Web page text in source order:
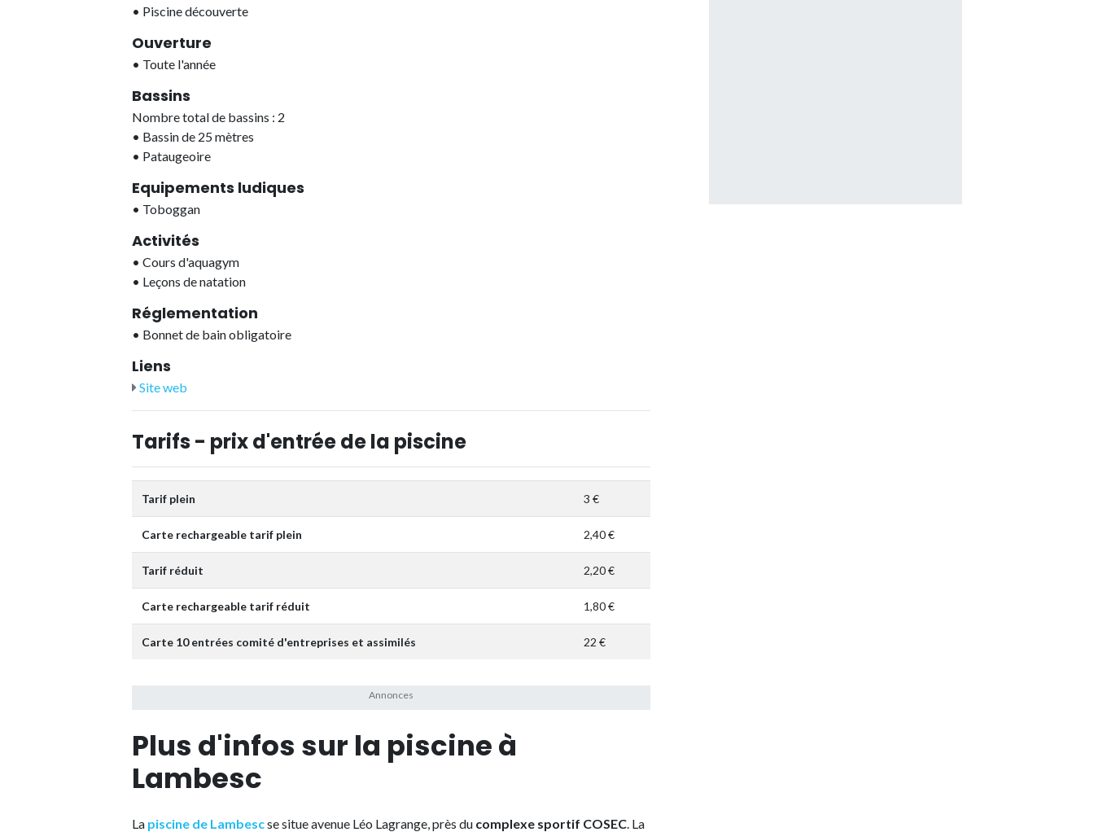
• Piscine découverte
Ouverture
• Toute l'année
Bassins
Nombre total de bassins : 2
• Bassin de 25 mètres
• Pataugeoire
Equipements ludiques
• Toboggan
Activités
• Cours d'aquagym
• Leçons de natation
Réglementation
• Bonnet de bain obligatoire
Liens
Site web
Tarifs - prix d'entrée de la piscine
Tarif plein 3 €
Carte rechargeable tarif plein 2,40 €
Tarif réduit 2,20 €
Carte rechargeable tarif réduit 1,80 €
Carte 10 entrées comité d'entreprises et assimilés 22 €
Plus d'infos sur la piscine à
Lambesc
La piscine de Lambescse situe avenue Léo Lagrange, près du complexe sportif COSEC. La